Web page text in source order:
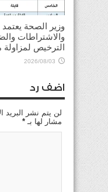
وزير الصحة
والاشتراطات
الترخيص لمزاولة
2026/08/03
اضف رد
لن يتم نشر البريد
مشار لها بـ *